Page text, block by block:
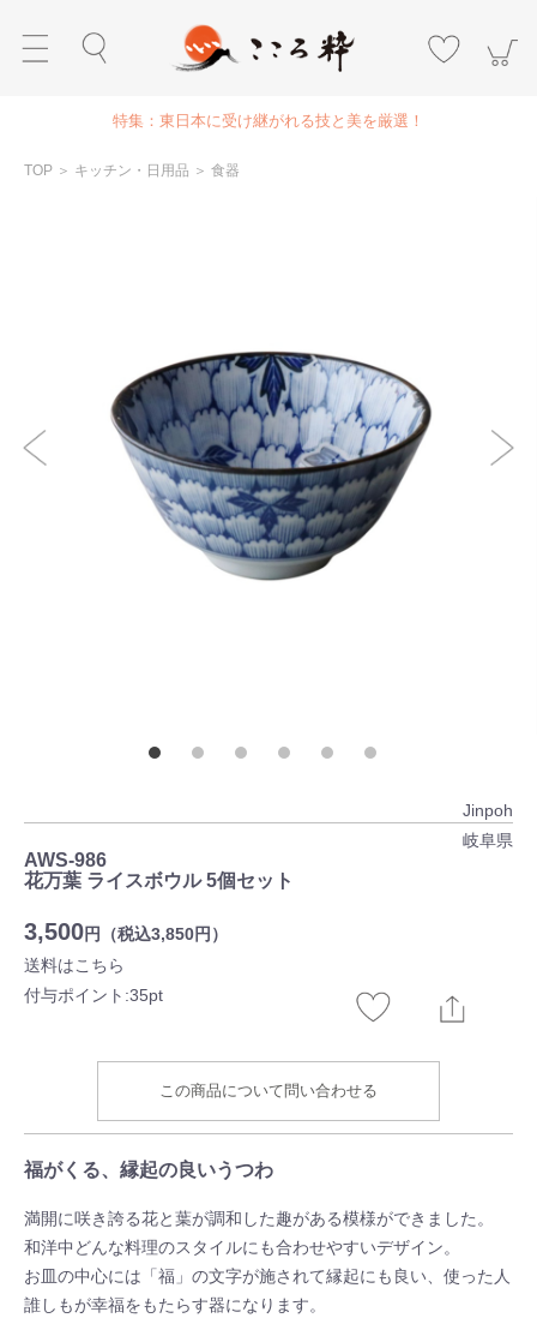
特集：東日本に受け継がれる技と美を厳選！
TOP ＞ キッチン・日用品 ＞ 食器
Jinpoh
岐阜県
AWS-986
花万葉 ライスボウル 5個セット
3,500円（税込3,850円）
送料はこちら
付与ポイント:35pt
この商品について問い合わせる
福がくる、縁起の良いうつわ
満開に咲き誇る花と葉が調和した趣がある模様ができました。
和洋中どんな料理のスタイルにも合わせやすいデザイン。
お皿の中心には「福」の文字が施されて縁起にも良い、使った人
誰しもが幸福をもたらす器になります。